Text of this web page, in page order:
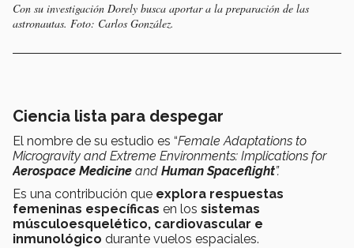
Con su investigación Dorely busca aportar a la preparación de las
astronautas. Foto: Carlos González.
Ciencia lista para despegar
El nombre de su estudio es “Female Adaptations to
Microgravity and Extreme Environments: Implications for
Aerospace Medicine and Human Spaceflight”.
Es una contribución que explora respuestas
femeninas específicas en los sistemas
músculoesquelético, cardiovascular e
inmunológico durante vuelos espaciales.